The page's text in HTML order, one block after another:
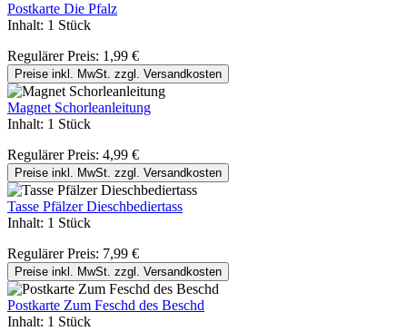
Postkarte Die Pfalz
Inhalt: 1 Stück
Regulärer Preis: 1,99 €
Preise inkl. MwSt. zzgl. Versandkosten
Magnet Schorleanleitung
Inhalt: 1 Stück
Regulärer Preis: 4,99 €
Preise inkl. MwSt. zzgl. Versandkosten
Tasse Pfälzer Dieschbediertass
Inhalt: 1 Stück
Regulärer Preis: 7,99 €
Preise inkl. MwSt. zzgl. Versandkosten
Postkarte Zum Feschd des Beschd
Inhalt: 1 Stück